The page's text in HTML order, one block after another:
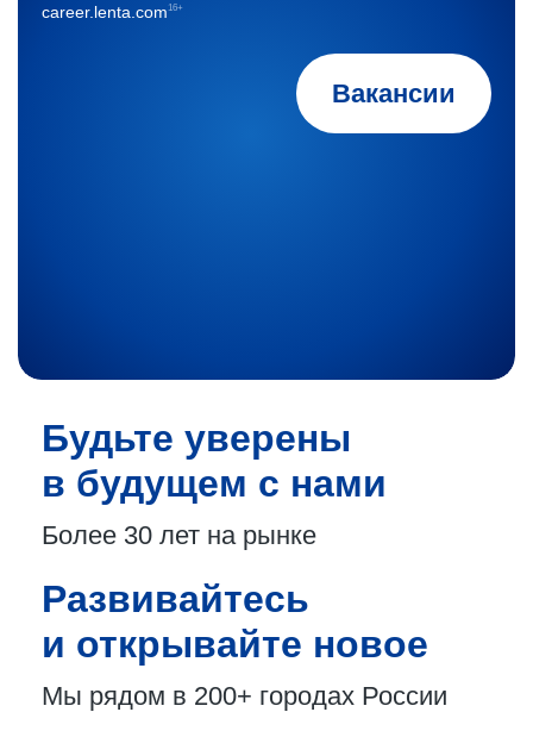
Вакансии
career.lenta.com16+
Будьте уверены
в будущем с нами
Более 30 лет на рынке
Развивайтесь
и открывайте новое
Мы рядом в 200+ городах России